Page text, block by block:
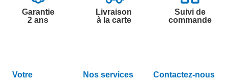
Garantie
2 ans
Livraison
à la carte
Suivi de
commande
Votre
Nos services Contactez-nous